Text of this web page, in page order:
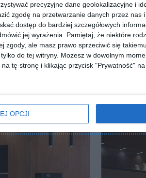
precyzyjne dane geolokalizacyjne i
zgodę na przetwarzanie danych przez nas
dostęp do bardziej szczegółowych
jej wyrażenia.
Pamiętaj, że niektóre
zgody, ale masz prawo sprzeciwić się
do tej witryny. Możesz w dowolnym
tę stronę i klikając przycisk "Prywatność" na
OPCJI
ZADAJ PYTANIE